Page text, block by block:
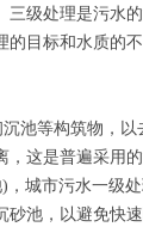
三级处理是污水
目标和水质的
池等构筑物，以
，这是普遍采用
城市污水一级处
砂池，以避免快